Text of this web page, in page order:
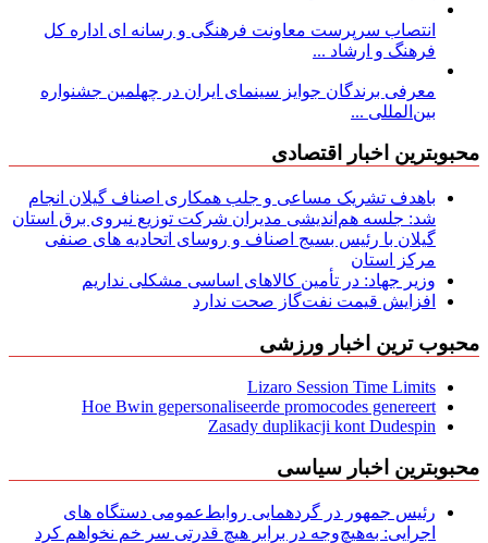
انتصاب سرپرست معاونت فرهنگی و رسانه ای اداره کل
فرهنگ و ارشاد ...
معرفی برندگان جوایز سینمای ایران در چهلمین جشنواره
بین‌المللی ...
محبوبترین اخبار اقتصادی
باهدف تشریک مساعی و جلب همکاری اصناف گیلان انجام
شد: جلسه هم‌اندیشی مدیران شركت توزیع نیروی برق استان
گیلان با رئیس بسیج اصناف و روسای اتحادیه های صنفی
مركز استان
وزیر جهاد: در تأمین کالاهای اساسی مشکلی نداریم
افزایش قیمت نفت‌گاز صحت ندارد
محبوب ترین اخبار ورزشی
Lizaro Session Time Limits
Hoe Bwin gepersonaliseerde promocodes genereert
Zasady duplikacji kont Dudespin
محبوبترین اخبار سیاسی
رئیس جمهور در گردهمایی روابط‌عمومی دستگاه های
اجرایی: به‌هیچ‌وجه در برابر هیچ قدرتی سر خم نخواهم کرد